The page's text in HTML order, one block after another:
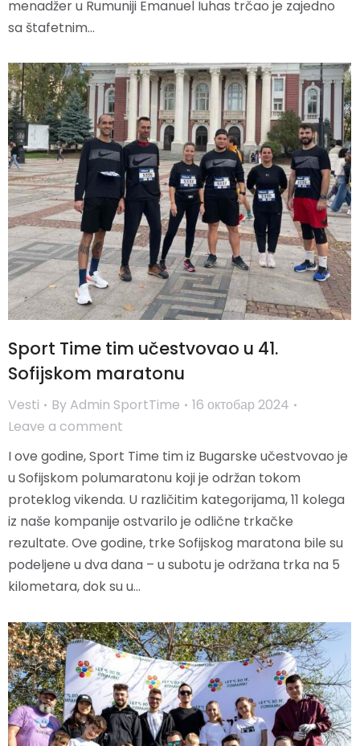
menadžer u Rumuniji Emanuel Iuhas trčao je zajedno
sa štafetnim…
Sport Time tim učestvovao u 41.
Sofijskom maratonu
Vesti By Admin SportTime
16 октобар 2024
Leave a comment
I ove godine, Sport Time tim iz Bugarske učestvovao je
u Sofijskom polumaratonu koji je održan tokom
proteklog vikenda. U različitim kategorijama, 11 kolega
iz naše kompanije ostvarilo je odlične trkačke
rezultate. Ove godine, trke Sofijskog maratona bile su
podeljene u dva dana – u subotu je održana trka na 5
kilometara, dok su u…